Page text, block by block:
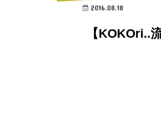
2016.08.18
【